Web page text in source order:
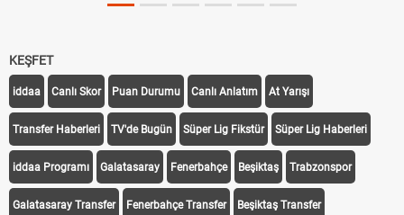
KEŞFET
iddaa Canlı Skor Puan Durumu Canlı Anlatım At Yarışı
Transfer Haberleri TV'de Bugün Süper Lig Fikstür Süper Lig Haberleri
iddaa Programı Galatasaray Fenerbahçe Beşiktaş Trabzonspor
Galatasaray Transfer Fenerbahçe Transfer Beşiktaş Transfer